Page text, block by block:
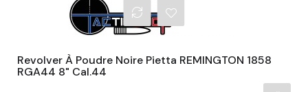
Revolver À Poudre Noire Pietta REMINGTON 1858
RGA44 8" Cal.44